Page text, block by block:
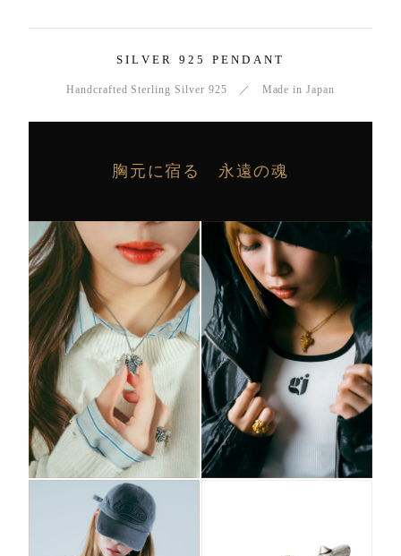
SILVER 925 PENDANT
Handcrafted Sterling Silver 925 ／ Made in Japan
胸元に宿る 永遠の魂